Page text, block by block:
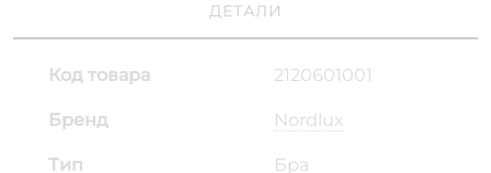
ДЕТАЛИ
Код товара 2120601001
Бренд Nordlux
Тип Бра